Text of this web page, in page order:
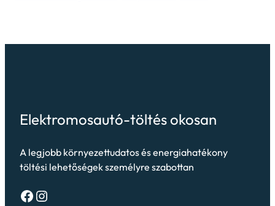
Elektromosautó-töltés okosan
A legjobb környezettudatos és energiahatékony
töltési lehetőségek személyre szabottan